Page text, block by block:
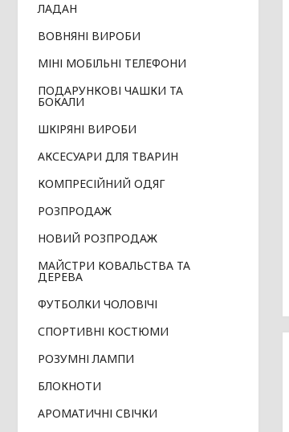
ЛАДАН
ВОВНЯНІ ВИРОБИ
МІНІ МОБІЛЬНІ ТЕЛЕФОНИ
ПОДАРУНКОВІ ЧАШКИ ТА
БОКАЛИ
ШКІРЯНІ ВИРОБИ
АКСЕСУАРИ ДЛЯ ТВАРИН
КОМПРЕСІЙНИЙ ОДЯГ
РОЗПРОДАЖ
НОВИЙ РОЗПРОДАЖ
МАЙСТРИ КОВАЛЬСТВА ТА
ДЕРЕВА
ФУТБОЛКИ ЧОЛОВІЧІ
СПОРТИВНІ КОСТЮМИ
РОЗУМНІ ЛАМПИ
БЛОКНОТИ
АРОМАТИЧНІ СВІЧКИ